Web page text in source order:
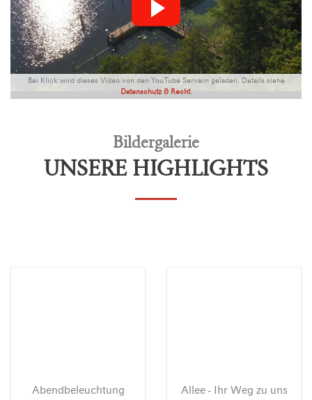
Bei Klick wird dieses Video von den YouTube Servern geladen. Details siehe
Datenschutz & Recht.
Bildergalerie
UNSERE HIGHLIGHTS
Abendbeleuchtung Allee - Ihr Weg zu uns